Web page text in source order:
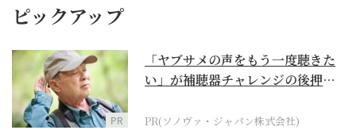
ピックアップ
PR
「ヤブサメの声をもう一度聴きた
い」が補聴器チャレンジの後押し
PR(ソノヴァ・ジャパン株式会社)